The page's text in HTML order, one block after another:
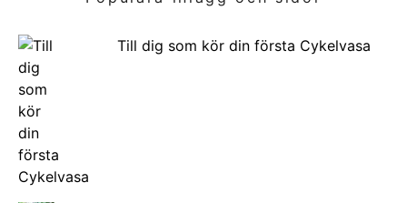
Till dig som kör din första Cykelvasa